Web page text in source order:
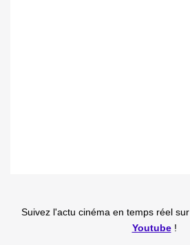
Suivez l'actu cinéma en temps réel sur
Youtube!